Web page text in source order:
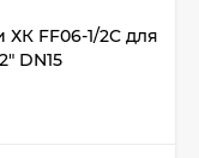
FF06-1/2C для
DN15